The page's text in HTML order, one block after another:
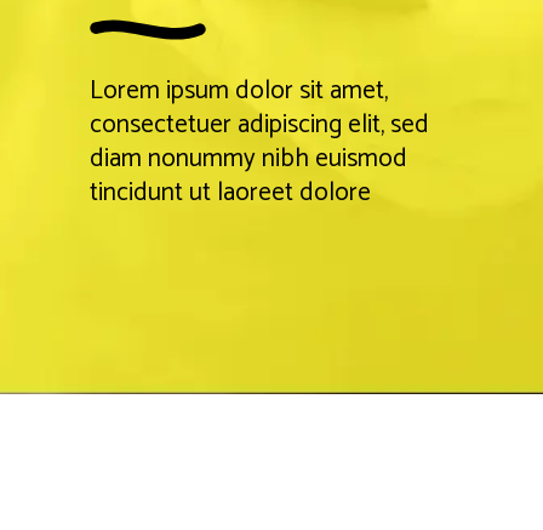
Lorem ipsum dolor sit amet,
consectetuer adipiscing elit, sed
diam nonummy nibh euismod
tincidunt ut laoreet dolore